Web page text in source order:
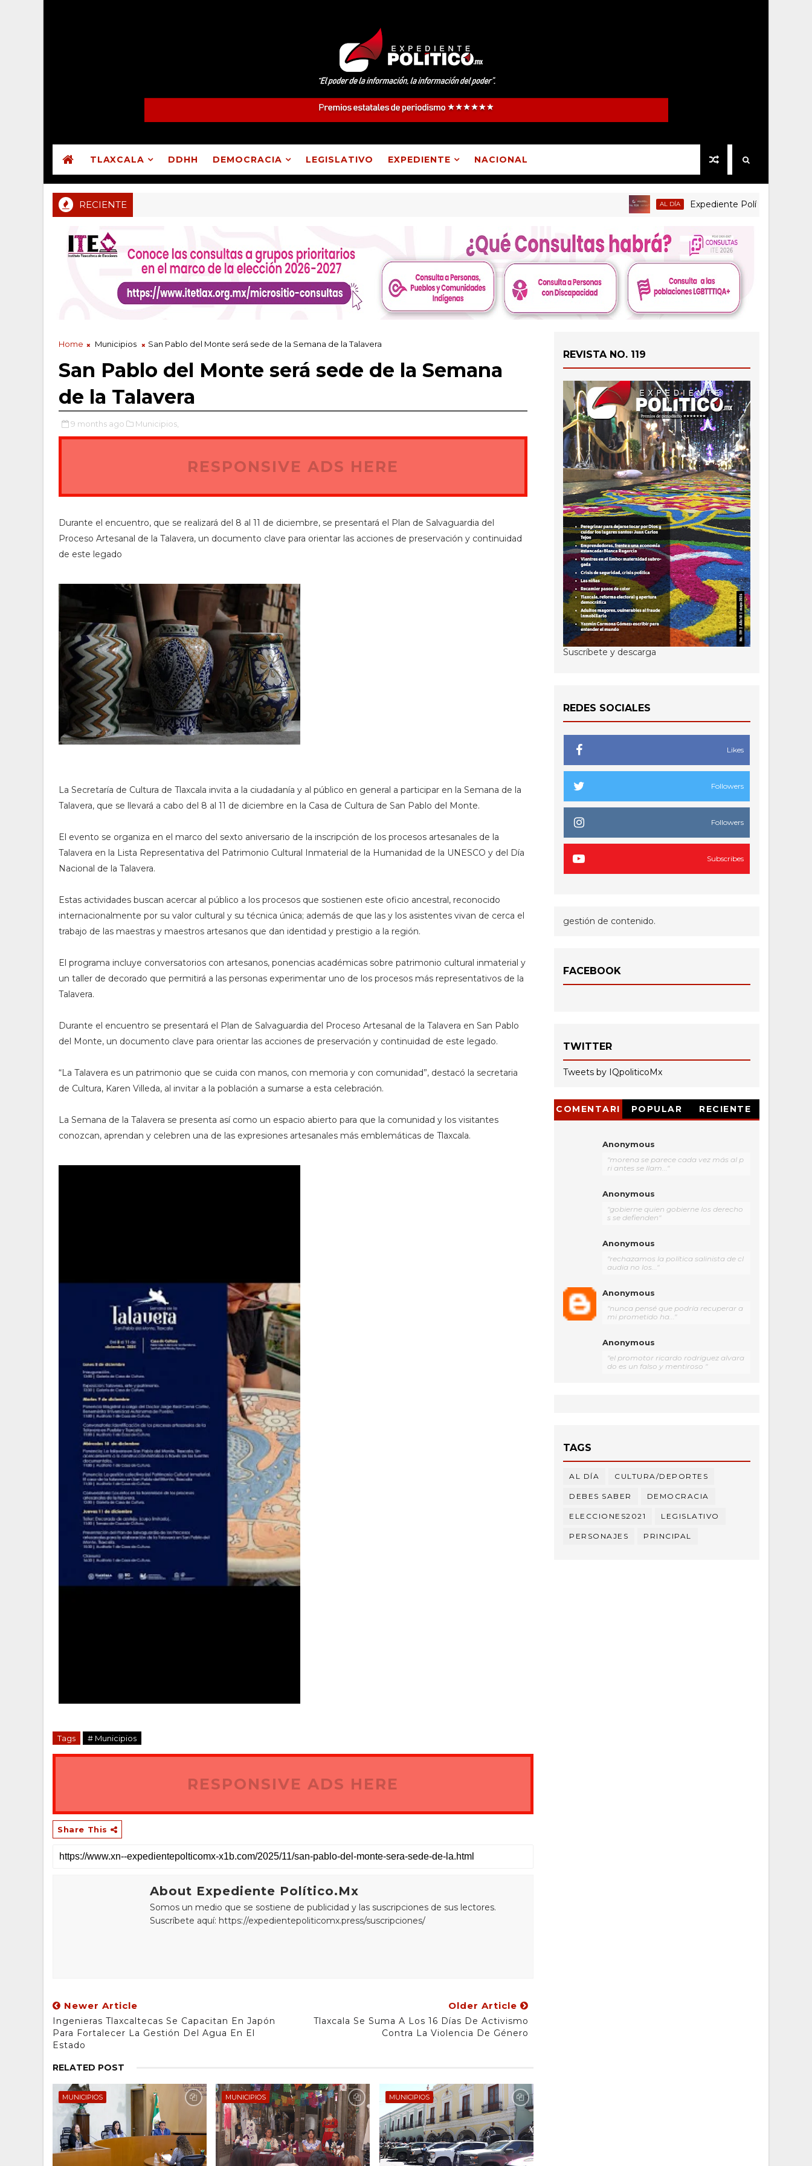
TLAXCALA DDHH DEMOCRACIA LEGISLATIVO EXPEDIENTE NACIONAL
RECIENTE AL DÍA Expediente Político.Mx no 1126
Home Municipios San Pablo del Monte será sede de la Semana de la Talavera
San Pablo del Monte será sede de la Semana
de la Talavera
9 months ago Municipios,
RESPONSIVE ADS HERE
Durante el encuentro, que se realizará del 8 al 11 de diciembre, se presentará el Plan de Salvaguardia del
Proceso Artesanal de la Talavera, un documento clave para orientar las acciones de preservación y continuidad
de este legado
La Secretaría de Cultura de Tlaxcala invita a la ciudadanía y al público en general a participar en la Semana de la
Talavera, que se llevará a cabo del 8 al 11 de diciembre en la Casa de Cultura de San Pablo del Monte.
El evento se organiza en el marco del sexto aniversario de la inscripción de los procesos artesanales de la
Talavera en la Lista Representativa del Patrimonio Cultural Inmaterial de la Humanidad de la UNESCO y del Día
Nacional de la Talavera.
Estas actividades buscan acercar al público a los procesos que sostienen este oficio ancestral, reconocido
internacionalmente por su valor cultural y su técnica única; además de que las y los asistentes vivan de cerca el
trabajo de las maestras y maestros artesanos que dan identidad y prestigio a la región.
El programa incluye conversatorios con artesanos, ponencias académicas sobre patrimonio cultural inmaterial y
un taller de decorado que permitirá a las personas experimentar uno de los procesos más representativos de la
Talavera.
Durante el encuentro se presentará el Plan de Salvaguardia del Proceso Artesanal de la Talavera en San Pablo
del Monte, un documento clave para orientar las acciones de preservación y continuidad de este legado.
“La Talavera es un patrimonio que se cuida con manos, con memoria y con comunidad”, destacó la secretaria
de Cultura, Karen Villeda, al invitar a la población a sumarse a esta celebración.
La Semana de la Talavera se presenta así como un espacio abierto para que la comunidad y los visitantes
conozcan, aprendan y celebren una de las expresiones artesanales más emblemáticas de Tlaxcala.
Tags # Municipios
RESPONSIVE ADS HERE
Share This
About Expediente Político.Mx
Somos un medio que se sostiene de publicidad y las suscripciones de sus lectores.
Suscríbete aquí: https://expedientepoliticomx.press/suscripciones/
Newer Article
Ingenieras Tlaxcaltecas Se Capacitan En Japón
Para Fortalecer La Gestión Del Agua En El
Estado
Older Article
Tlaxcala Se Suma A Los 16 Días De Activismo
Contra La Violencia De Género
RELATED POST
MUNICIPIOS MUNICIPIOS MUNICIPIOS
REVISTA NO. 119
Suscríbete y descarga
REDES SOCIALES
Likes
Followers
Followers
Subscribes
gestión de contenido.
FACEBOOK
TWITTER
Tweets by IQpoliticoMx
COMENTARI
POPULAR RECIENTE
Anonymous
"morena se parece cada vez más al p
ri antes se llam..."
Anonymous
"gobierne quien gobierne los derecho
s se defienden"
Anonymous
"rechazamos la política salinista de cl
audia no los..."
Anonymous
"nunca pensé que podría recuperar a
mi prometido ha..."
Anonymous
"el promotor ricardo rodríguez alvara
do es un falso y mentiroso "
TAGS
AL DÍA CULTURA/DEPORTES
DEBES SABER DEMOCRACIA
ELECCIONES2021 LEGISLATIVO
PERSONAJES PRINCIPAL